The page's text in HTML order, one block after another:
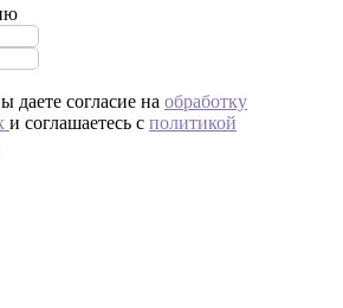
даете согласие на обработку
и соглашаетесь c политикой